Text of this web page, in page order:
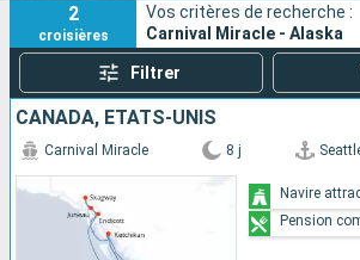
Rechercher
2
croisières
Vos critères de recherche :
Carnival Miracle - Alaska
Filtrer
CANADA, ÉTATS-UNIS
Carnival Miracle 8 j
Navire
Pension